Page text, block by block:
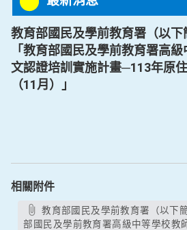
教育部國民及學前教育署（以
「教育部國民及學前教育署高
文認證培訓實施計畫─113年原
（11月）」
相關附件
教育部國民及學前教育署（以下簡稱國教署）辦理「教育
部國民及學前教育署高級中等學校教